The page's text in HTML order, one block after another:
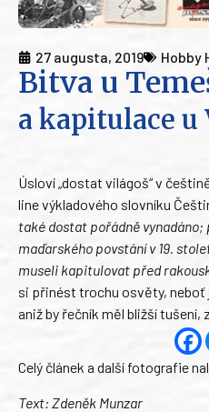
27 augusta, 2019 Hobby
Bitva u
a kapitulace u
Úsloví „dostat világoš“ v
line výkladového slovníku
také dostat pořádně vynadáno;
maďarského povstání v 19.
museli kapitulovat před
si přinést trochu osvěty, neboť
aniž by řečník měl bližší tušení,
Celý článek a další fotografie
Text: Zdeněk Munzar